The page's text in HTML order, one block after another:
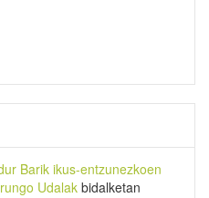
Barik ikus-entzunezkoen
Udalak bidalketan